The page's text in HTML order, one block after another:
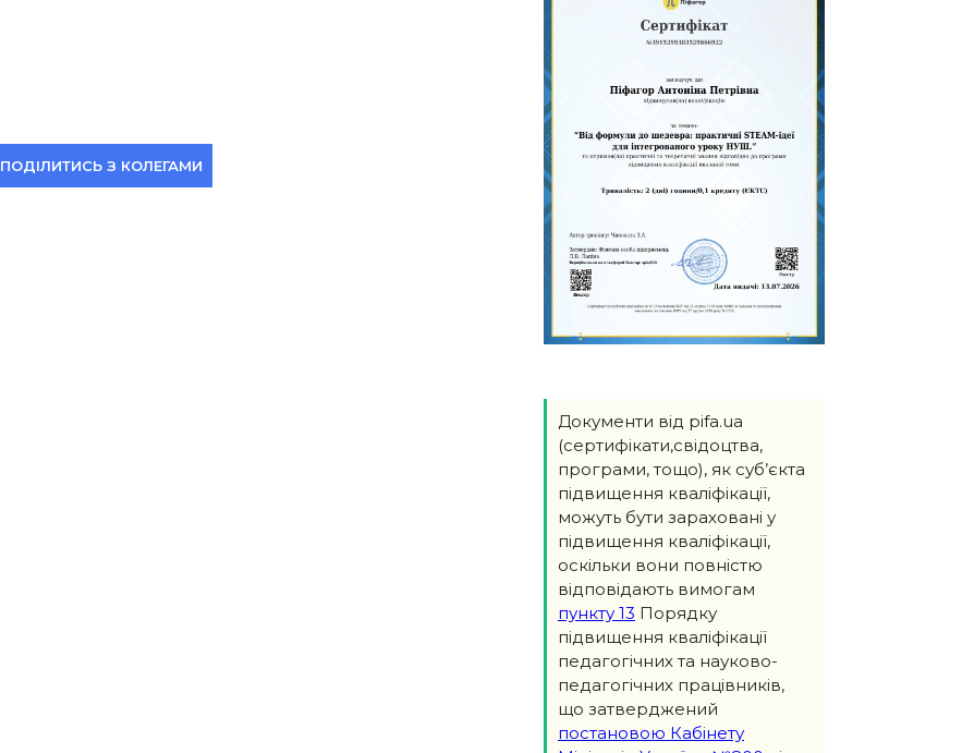
ПОДІЛИТИСЬ З КОЛЕГАМИ
Документи від pifa.ua
(сертифікати,свідоцтва,
програми, тощо), як суб’єкта
підвищення кваліфікації,
можуть бути зараховані у
підвищення кваліфікації,
оскільки вони повністю
відповідають вимогам
пункту 13 Порядку
підвищення кваліфікації
педагогічних та науково-
педагогічних працівників,
що затверджений
постановою Кабінету